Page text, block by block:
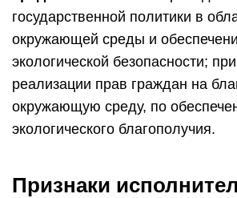
государственной политики в
окружающей среды и
экологической безопасности;
реализации прав граждан на
окружающую среду, по
экологического благополучия.
Признаки